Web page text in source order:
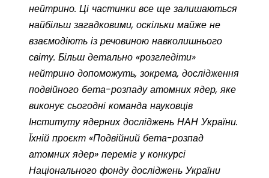
нейтрино. Ці частинки все ще залишаються
найбільш загадковими, оскільки майже не
взаємодіють із речовиною навколишнього
світу. Більш детально «розгледіти»
нейтрино допоможуть, зокрема, дослідження
подвійного бета-розпаду атомних ядер, яке
виконує сьогодні команда науковців
Інституту ядерних досліджень НАН України.
Їхній проєкт «Подвійний бета-розпад
атомних ядер» переміг у конкурсі
Національного фонду досліджень України